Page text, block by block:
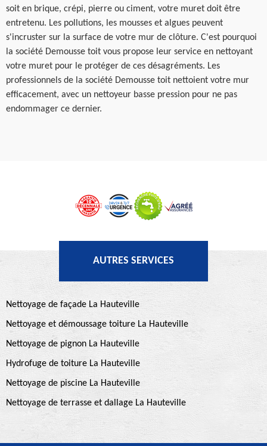
soit en brique, crépi, pierre ou ciment, votre muret doit être
entretenu. Les pollutions, les mousses et algues peuvent
s'incruster sur la surface de votre mur de clôture. C'est pourquoi
la société Demousse toit vous propose leur service en nettoyant
votre muret pour le protéger de ces désagréments. Les
professionnels de la société Demousse toit nettoient votre mur
efficacement, avec un nettoyeur basse pression pour ne pas
endommager ce dernier.
AUTRES SERVICES
Nettoyage de façade La Hauteville
Nettoyage et démoussage toiture La Hauteville
Nettoyage de pignon La Hauteville
Hydrofuge de toiture La Hauteville
Nettoyage de piscine La Hauteville
Nettoyage de terrasse et dallage La Hauteville